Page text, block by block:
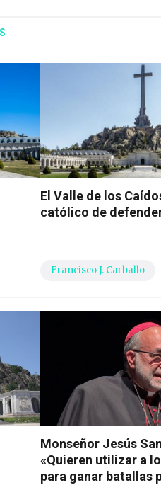
El Valle de los
católico de
Francisco J. Carballo
Monseñor Jesús
«Quieren utilizar a
para ganar batallas